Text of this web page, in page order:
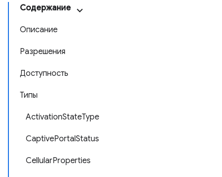
Содержание
Описание
Разрешения
Доступность
Типы
ActivationStateType
CaptivePortalStatus
CellularProperties